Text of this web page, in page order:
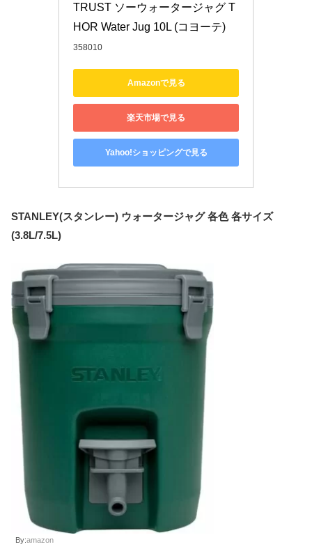
TRUST ソーウォータージャグ T
HOR Water Jug 10L (コヨーテ)
358010
Amazonで見る
楽天市場で見る
Yahoo!ショッピングで見る
STANLEY(スタンレー) ウォータージャグ 各色 各サイズ
(3.8L/7.5L)
By:amazon